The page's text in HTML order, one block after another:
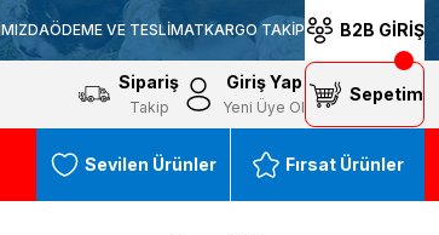
ÖDEME VE TESLİMATKARGO TAKİP B2B GİRİŞ
Sipariş
Takip
Giriş Yap
Yeni Üye Ol
Sepetim
Sevilen Ürünler Fırsat Ürünler